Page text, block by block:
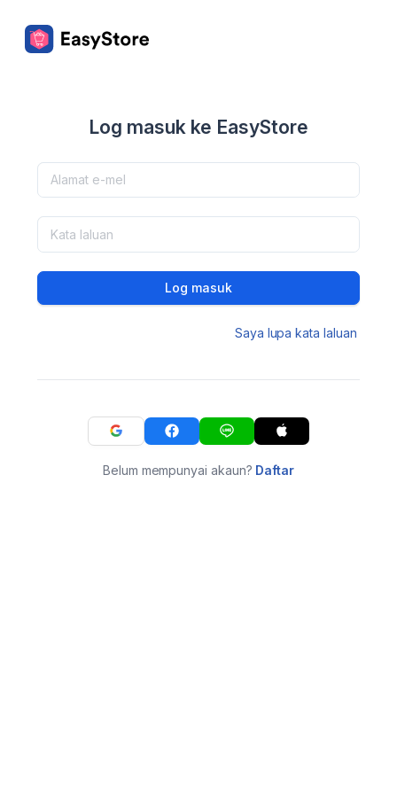
Log masuk ke EasyStore
Log masuk
Saya lupa kata laluan
Belum mempunyai akaun? Daftar